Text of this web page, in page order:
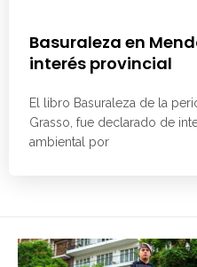
Basuraleza en
interés provincial
El libro Basuraleza de la
Grasso, fue declarado de
ambiental por